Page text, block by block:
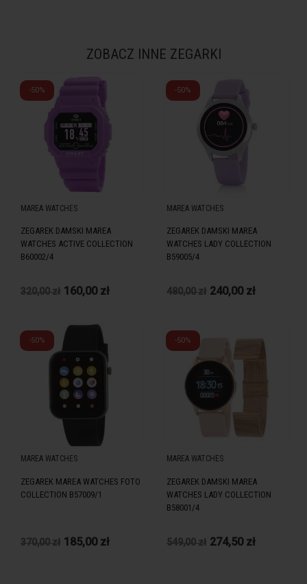
ZOBACZ INNE ZEGARKI
-50%
MAREA WATCHES
ZEGAREK DAMSKI MAREA
WATCHES ACTIVE COLLECTION
B60002/4
320,00 zł 160,00 zł
-50%
MAREA WATCHES
ZEGAREK DAMSKI MAREA
WATCHES LADY COLLECTION
B59005/4
480,00 zł 240,00 zł
-50%
MAREA WATCHES
ZEGAREK MAREA WATCHES FOTO
COLLECTION B57009/1
370,00 zł 185,00 zł
-50%
MAREA WATCHES
ZEGAREK DAMSKI MAREA
WATCHES LADY COLLECTION
B58001/4
549,00 zł 274,50 zł